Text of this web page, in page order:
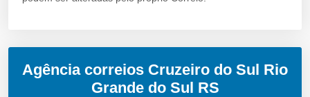
Agência correios Cruzeiro do Sul Rio
Grande do Sul RS